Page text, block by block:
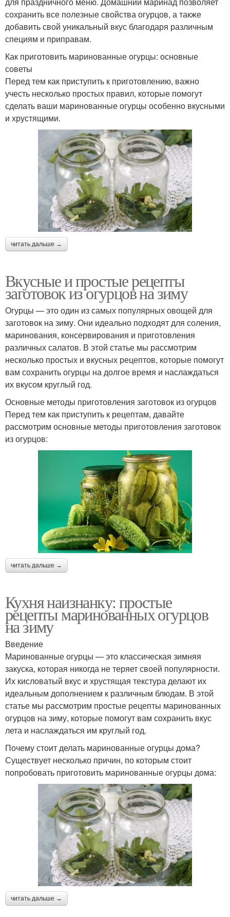
сохранить все полезные свойства огурцов, а также
добавить свой уникальный вкус благодаря различным
специям и приправам.
Как приготовить маринованные огурцы: основные
советы
Перед тем как приступить к приготовлению, важно
учесть несколько простых правил, которые помогут
сделать ваши маринованные огурцы особенно вкусными
и хрустящими.
читать дальше →
Вкусные и простые рецепты
заготовок из огурцов на зиму
Огурцы — это один из самых популярных овощей для
заготовок на зиму. Они идеально подходят для соления,
маринования, консервирования и приготовления
различных салатов. В этой статье мы рассмотрим
несколько простых и вкусных рецептов, которые помогут
вам сохранить огурцы на долгое время и наслаждаться
их вкусом круглый год.
Основные методы приготовления заготовок из огурцов
Перед тем как приступить к рецептам, давайте
рассмотрим основные методы приготовления заготовок
из огурцов:
читать дальше →
Кухня наизнанку: простые
рецепты маринованных огурцов
на зиму
Введение
Маринованные огурцы — это классическая зимняя
закуска, которая никогда не теряет своей популярности.
Их кисловатый вкус и хрустящая текстура делают их
идеальным дополнением к различным блюдам. В этой
статье мы рассмотрим простые рецепты маринованных
огурцов на зиму, которые помогут вам сохранить вкус
лета и наслаждаться им круглый год.
Почему стоит делать маринованные огурцы дома?
Существует несколько причин, по которым стоит
попробовать приготовить маринованные огурцы дома:
читать дальше →